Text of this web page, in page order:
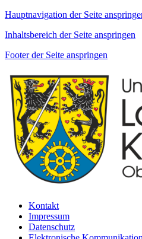
Hauptnavigation der Seite
Inhaltsbereich der Seite anspringen
Footer der Seite anspringen
Kontakt
Impressum
Datenschutz